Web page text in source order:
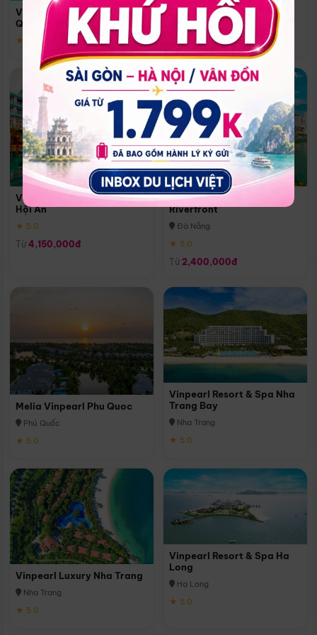
Vinpearl Resort & Spa Phu
Quoc
★ 5.0
Quoc
Phú Quốc
★ 5.0
Vinpearl Resort & Golf Nam
Hội An
★ 5.0
Từ 4,150,000đ
Melia Vinpearl Danang
Riverfront
Đà Nẵng
★ 5.0
Từ 2,400,000đ
Melia Vinpearl Phu Quoc
Phú Quốc
★ 5.0
Vinpearl Resort & Spa Nha
Trang Bay
Nha Trang
★ 5.0
Vinpearl Luxury Nha Trang
Nha Trang
★ 5.0
Vinpearl Resort & Spa Ha
Long
Hạ Long
★ 5.0